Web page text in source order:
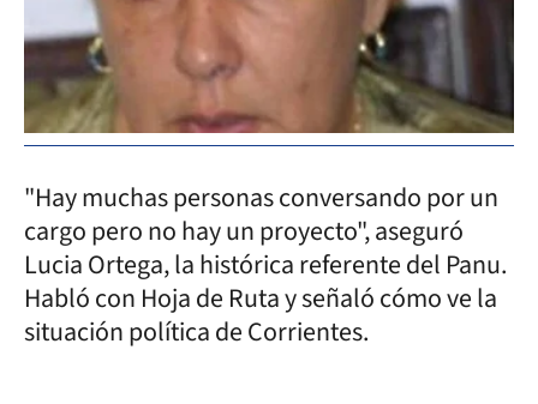
"Hay muchas personas conversando por un
cargo pero no hay un proyecto", aseguró
Lucia Ortega, la histórica referente del Panu.
Habló con Hoja de Ruta y señaló cómo ve la
situación política de Corrientes.